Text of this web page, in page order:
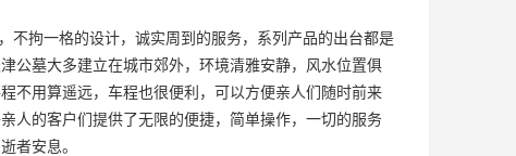
不拘一格的设计，诚实周到的服务，系列产品的出台都是
公墓大多建立在城市郊外，环境清雅安静，风水位置俱
不用算遥远，车程也很便利，可以方便亲人们随时前来
人的客户们提供了无限的便捷，简单操作，一切的服务
者安息。